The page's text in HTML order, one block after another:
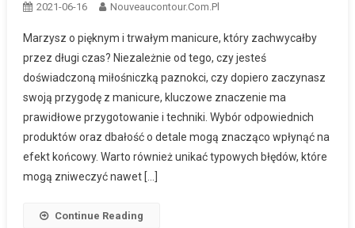
2021-06-16 Nouveaucontour.com.pl
Marzysz o pięknym i trwałym manicure, który zachwycałby
przez długi czas? Niezależnie od tego, czy jesteś
doświadczoną miłośniczką paznokci, czy dopiero zaczynasz
swoją przygodę z manicure, kluczowe znaczenie ma
prawidłowe przygotowanie i techniki. Wybór odpowiednich
produktów oraz dbałość o detale mogą znacząco wpłynąć na
efekt końcowy. Warto również unikać typowych błędów, które
mogą zniweczyć nawet […]
Continue Reading